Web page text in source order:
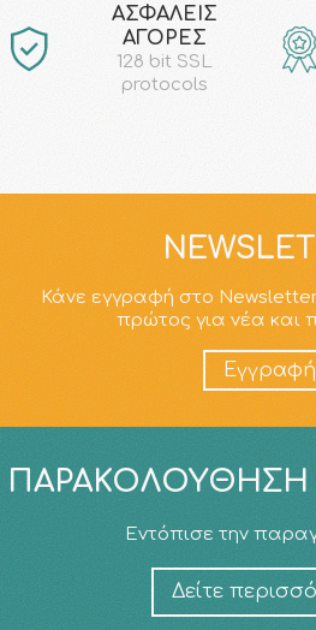
AΣΦΑΛΕΙΣ
ΑΓΟΡΕΣ
128 bit SSL
protocols
Κάνε εγγραφή στο
πρώτος για νέα και
Εγγραφή
ΠΑΡΑΚΟΛΟΎΘΗΣΗ
Εντόπισε την
Δείτε